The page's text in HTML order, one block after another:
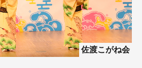
佐渡こがね会